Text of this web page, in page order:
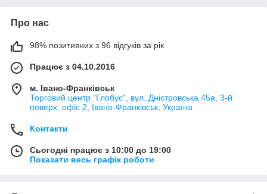
Про нас
98% позитивних з 96 відгуків за рік
Працює з 04.10.2016
м. Івано-Франківськ
Торговий центр "Глобус", вул. Дністровська 45а, 3-й
поверх, офіс 2, Івано-Франківськ, Україна
Контакти
Сьогодні працює з 10:00 до 19:00
Показати весь графік роботи